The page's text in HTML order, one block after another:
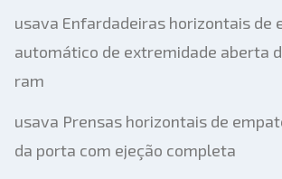
usava Enfardadeiras horizontais de
automático de extremidade aberta
ram
usava Prensas horizontais de
da porta com ejeção completa